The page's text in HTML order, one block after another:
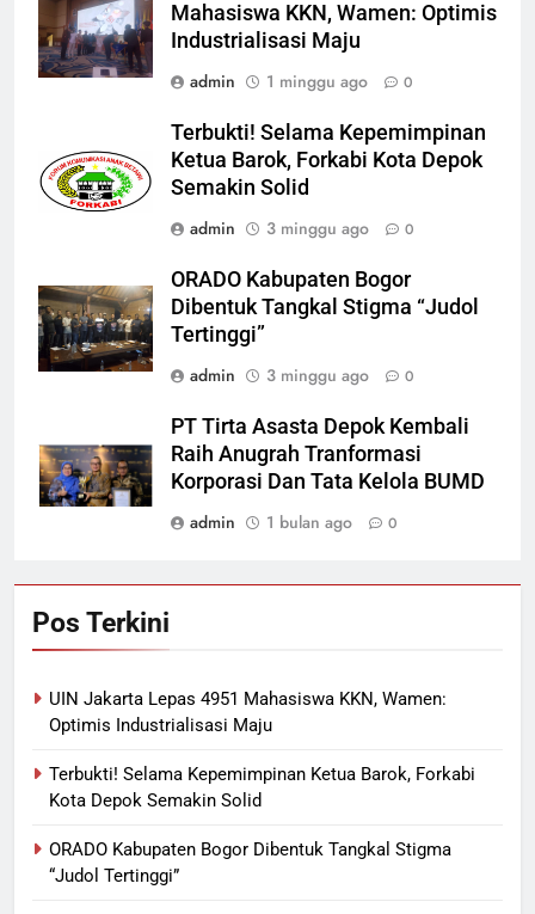
Mahasiswa KKN, Wamen: Optimis
Industrialisasi Maju
admin
1 minggu ago 0
Terbukti! Selama Kepemimpinan
Ketua Barok, Forkabi Kota Depok
Semakin Solid
admin
3 minggu ago 0
ORADO Kabupaten Bogor
Dibentuk Tangkal Stigma “Judol
Tertinggi”
admin
3 minggu ago 0
PT Tirta Asasta Depok Kembali
Raih Anugrah Tranformasi
Korporasi Dan Tata Kelola BUMD
admin
1 bulan ago 0
Pos Terkini
UIN Jakarta Lepas 4951 Mahasiswa KKN, Wamen:
Optimis Industrialisasi Maju
Terbukti! Selama Kepemimpinan Ketua Barok, Forkabi
Kota Depok Semakin Solid
ORADO Kabupaten Bogor Dibentuk Tangkal Stigma
“Judol Tertinggi”